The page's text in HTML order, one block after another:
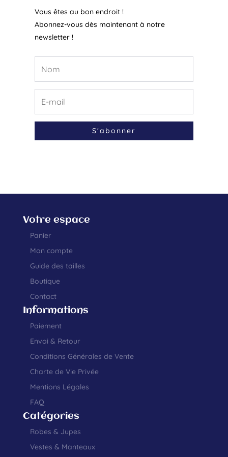
Vous êtes au bon endroit !
Abonnez-vous dès maintenant à notre
newsletter !
S'abonner
Votre espace
Panier
Mon compte
Guide des tailles
Boutique
Contact
Informations
Paiement
Envoi & Retour
Conditions Générales de Vente
Charte de Vie Privée
Mentions Légales
FAQ
Catégories
Robes & Jupes
Vestes & Manteaux